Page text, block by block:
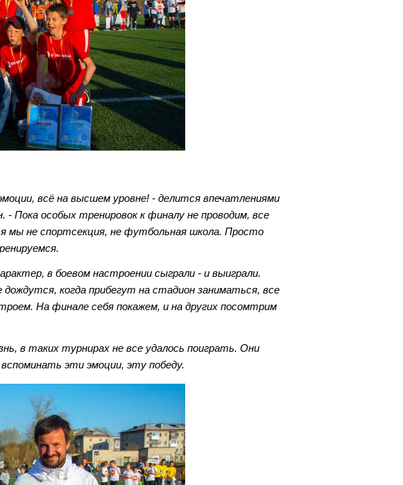
всё на высшем уровне! - делится впечатлениями
Пока особых тренировок к финалу не проводим, все
мы не спортсекция, не футбольная школа. Просто
в боевом настроении сыграли - и выиграли.
когда прибегут на стадион заниматься, все
На финале себя покажем, и на других посомтрим
в таких турнирах не все удалось поиграть. Они
эти эмоции, эту победу.